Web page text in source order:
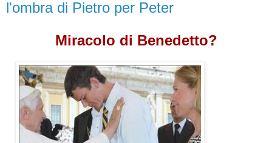
l'ombra di Pietro per Peter
Miracolo di Benedetto?